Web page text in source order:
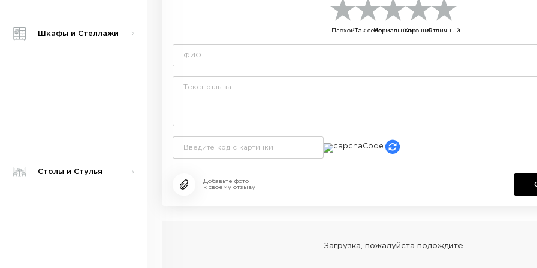
Шкафы и Стеллажи
Столы и Стулья
Отличный
Хороший
Нормальный
Так себе
Плохой
Добавьте фото
к своему отзыву